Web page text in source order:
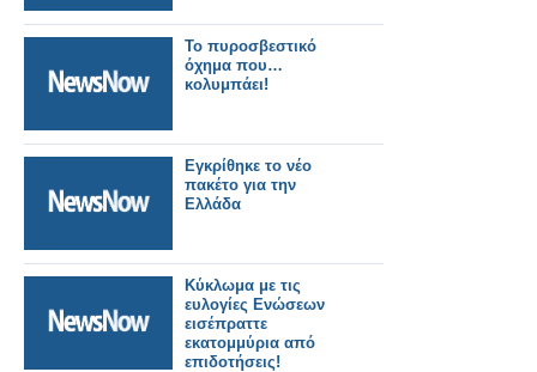
Το πυροσβεστικό
όχημα που…
κολυμπάει!
Εγκρίθηκε το νέο
πακέτο για την
Ελλάδα
Κύκλωμα με τις
ευλογίες Ενώσεων
εισέπραττε
εκατομμύρια από
επιδοτήσεις!